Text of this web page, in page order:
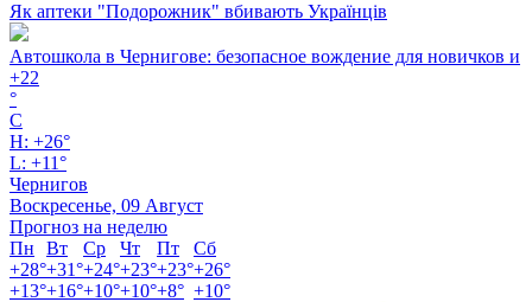
Як аптеки "Подорожник" вбивають Українців
Автошкола в Чернигове: безопасное вождение для новичков и
+22
°
C
H: +26°
L: +11°
Чернигов
Воскресенье, 09 Август
Прогноз на неделю
Пн
Вт Ср Чт Пт
Сб
+28°+31°+24°+23°+23°+26°
+13°+16°+10°+10°+8° +10°